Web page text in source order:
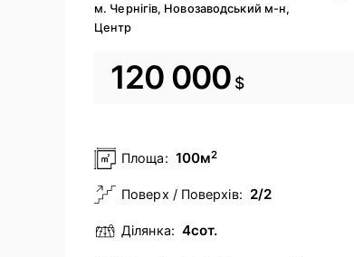
м. Чернігів, Новозаводський м-н,
Центр
120 000 $
Площа: 100м2
Поверх / Поверхів: 2/2
Ділянка: 4сот.